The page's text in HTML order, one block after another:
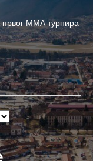
првог ММА турнира